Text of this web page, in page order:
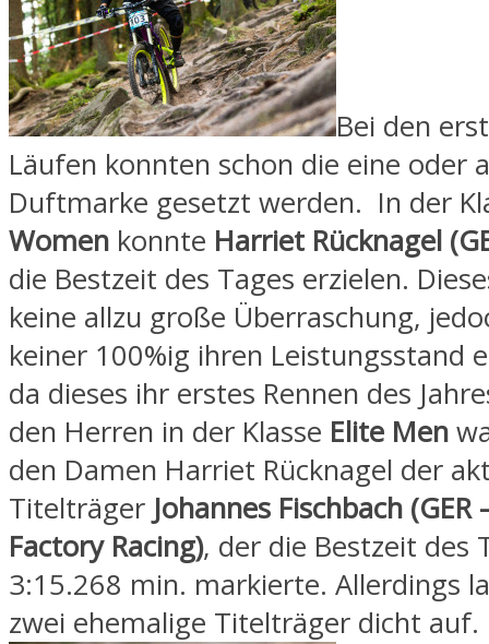
Bei den
Läufen konnten schon die eine oder
Duftmarke gesetzt werden. In der
Women konnte Harriet Rücknagel
die Bestzeit des Tages erzielen.
keine allzu große Überraschung,
keiner 100%ig ihren Leistungsstand
da dieses ihr erstes Rennen des
den Herren in der Klasse Elite Men
den Damen Harriet Rücknagel der
Titelträger Johannes Fischbach (GER
Factory Racing), der die Bestzeit des
3:15.268 min. markierte. Allerdings
zwei ehemalige Titelträger dicht